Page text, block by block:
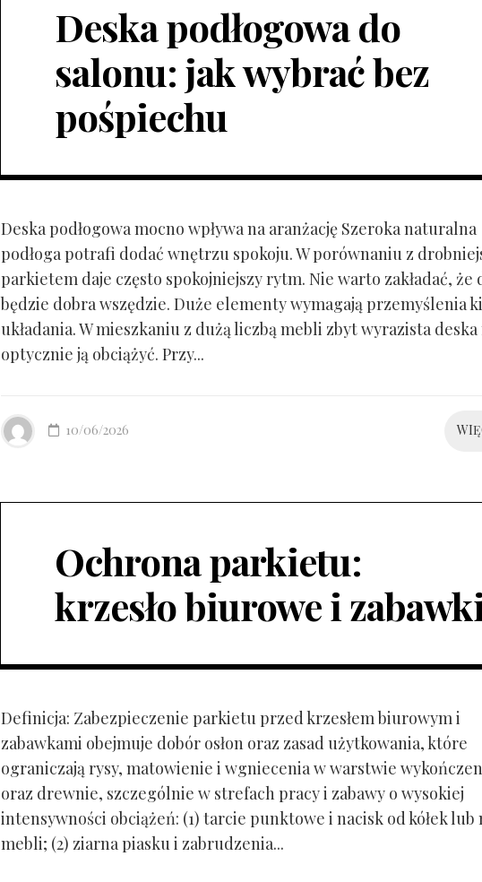
Deska podłogowa do
salonu: jak wybrać bez
pośpiechu
Deska podłogowa mocno wpływa na aranżację Szeroka naturalna
podłoga potrafi dodać wnętrzu spokoju. W porównaniu z
parkietem daje często spokojniejszy rytm. Nie warto zakładać, że
będzie dobra wszędzie. Duże elementy wymagają przemyślenia
układania. W mieszkaniu z dużą liczbą mebli zbyt wyrazista deska
optycznie ją obciążyć. Przy...
10/06/2026
Ochrona parkietu:
krzesło biurowe i
Definicja: Zabezpieczenie parkietu przed krzesłem biurowym i
zabawkami obejmuje dobór osłon oraz zasad użytkowania, które
ograniczają rysy, matowienie i wgniecenia w warstwie
oraz drewnie, szczególnie w strefach pracy i zabawy o wysokiej
intensywności obciążeń: (1) tarcie punktowe i nacisk od kółek lub
mebli; (2) ziarna piasku i zabrudzenia...